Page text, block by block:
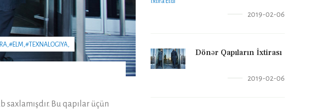
#ELM,#TEXNALOGIYA,
Bu qapılar üçün
2019-02-06
Dönər Qapıların İxtirası
2019-02-06